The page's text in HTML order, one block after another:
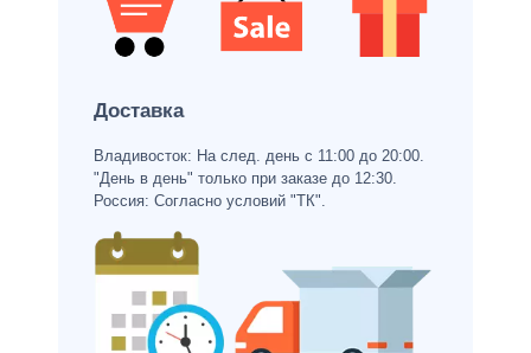
Доставка
Владивосток: На след. день с 11:00 до 20:00.
"День в день" только при заказе до 12:30.
Россия: Согласно условий "ТК".